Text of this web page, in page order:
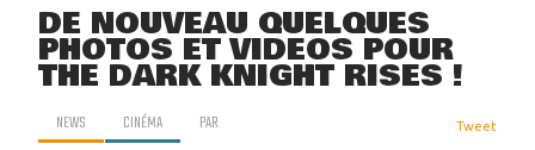
DE NOUVEAU QUELQUES
PHOTOS ET VIDÉOS POUR
THE DARK KNIGHT RISES !
NEWS CINÉMA PAR Tweet